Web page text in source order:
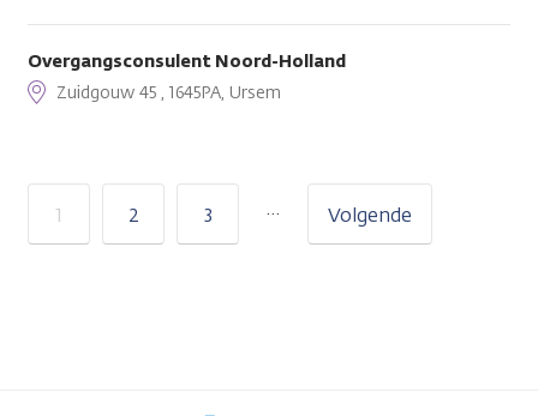
Overgangsconsulent Noord-Holland
Zuidgouw 45 , 1645PA, Ursem
1 2 3 … Volgende